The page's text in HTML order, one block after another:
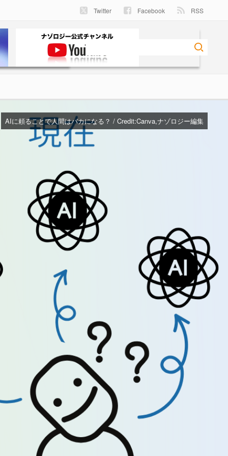
Twitter Facebook RSS
AIに頼ることで人間はバカになる？ / Credit:Canva,ナゾロジー編集